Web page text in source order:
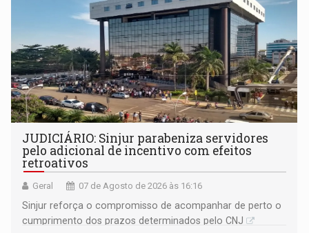
JUDICIÁRIO: Sinjur parabeniza servidores
pelo adicional de incentivo com efeitos
retroativos
Geral 07 de Agosto de 2026 às 16:16
Sinjur reforça o compromisso de acompanhar de perto o
cumprimento dos prazos determinados pelo CNJ